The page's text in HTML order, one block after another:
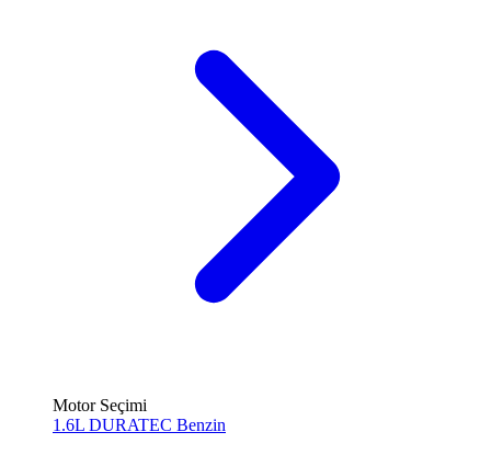
Motor Seçimi
1.6L DURATEC Benzin